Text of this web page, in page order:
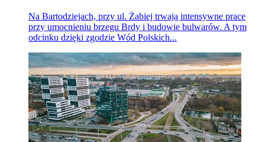
Na Bartodziejach, przy ul. Żabiej trwają intensywne prace
przy umocnieniu brzegu Brdy i budowie bulwarów. A tym
odcinku dzięki zgodzie Wód Polskich...